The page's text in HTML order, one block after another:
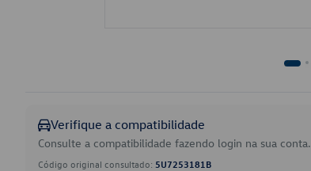
Verifique a compatibilidade
Consulte a compatibilidade fazendo login na sua conta.
Código original consultado: 5U7253181B